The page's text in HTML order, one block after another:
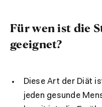
Für wen ist die
geeignet?
Diese Art der Diät
jeden gesunde